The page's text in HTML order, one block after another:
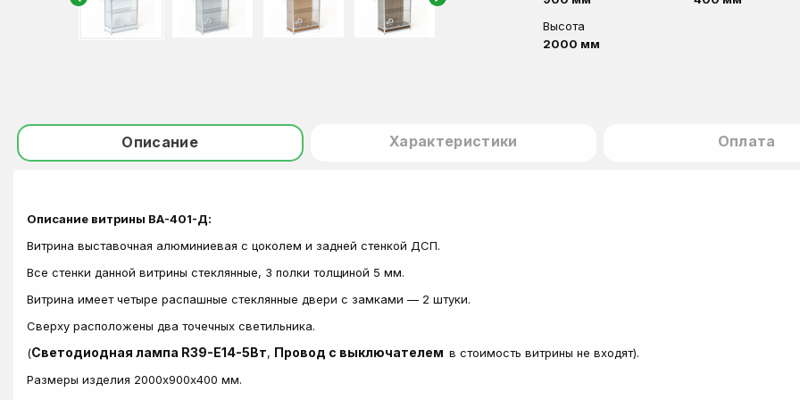
Высота
2000 мм
Описание Характеристики Оплата
Описание витрины ВА-401-Д:
Витрина выставочная алюминиевая с цоколем и задней стенкой ДСП.
Все стенки данной витрины стеклянные, 3 полки толщиной 5 мм.
Витрина имеет четыре распашные стеклянные двери с замками — 2 штуки.
Сверху расположены два точечных светильника.
(Светодиодная лампа R39-E14-5Вт, Провод с выключателем в стоимость витрины не входят).
Размеры изделия 2000х900х400 мм.